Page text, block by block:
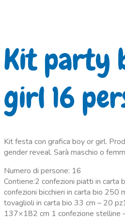
Kit party
girl 16
Kit festa con grafica boy or girl.
gender reveal. Sarà maschio o
Numero di persone: 16
Contiene:2 confezioni piatti in carta
confezioni bicchieri in carta bio 250
tovaglioli in carta bio 33 cm – 20
137×182 cm 1 confezione stelline